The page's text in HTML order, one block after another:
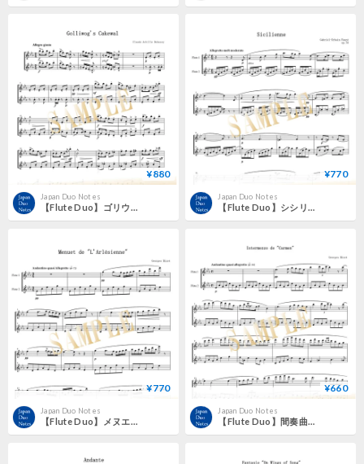
¥880
Japan Duo Notes
【Flute Duo】ゴリウォーグのケークウォーク／クロード・ドビュッシー
¥770
Japan Duo Notes
【Flute Duo】シシリエンヌ（Sicilienne）／ガブリエル・フォーレ
¥770
Japan Duo Notes
【Flute Duo】メヌエット《アルルの女》より／ジョルジュ・ビゼー
¥660
Japan Duo Notes
【Flute Duo】間奏曲（Intermezzo）《カルメン》より／ジョルジュ・ビゼー